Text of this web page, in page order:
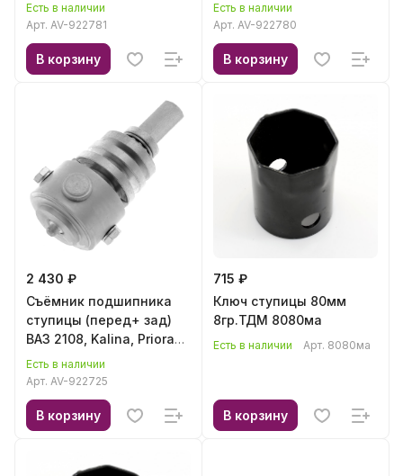
Есть в наличии
Арт. AV-922781
В корзину
Есть в наличии
Арт. AV-922780
В корзину
2 430 ₽
Съёмник подшипника
ступицы (перед+ зад)
ВАЗ 2108, Kalina, Priora
PROFFI AV-922725
Есть в наличии
Арт. AV-922725
В корзину
715 ₽
Ключ ступицы 80мм
8гр.ТДМ 8080ма
Есть в наличии Арт. 8080ма
В корзину